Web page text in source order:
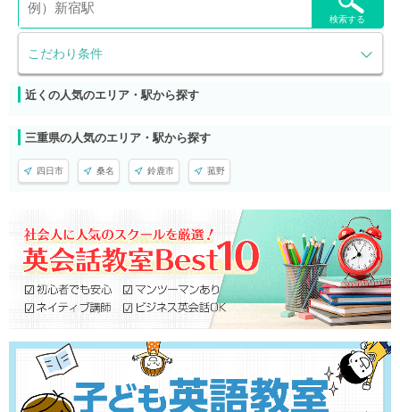
こだわり条件
検索する
近くの人気のエリア・駅から探す
三重県の人気のエリア・駅から探す
四日市 桑名 鈴鹿市 菰野